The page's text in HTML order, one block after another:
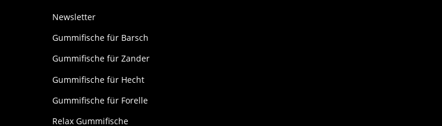
Newsletter
Gummifische für Barsch
Gummifische für Zander
Gummifische für Hecht
Gummifische für Forelle
Relax Gummifische